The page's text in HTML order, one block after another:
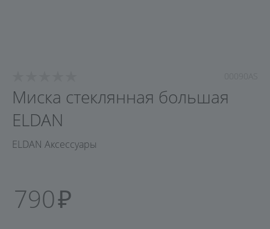
Миска стеклянная большая
ELDAN
ELDAN Аксессуары
790